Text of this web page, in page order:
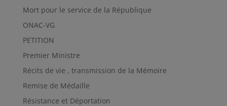
Mort pour le service de la République
ONAC-VG
PETITION
Premier Ministre
Récits de vie , transmission de la Mémoire
Remise de Médaille
Résistance et Déportation